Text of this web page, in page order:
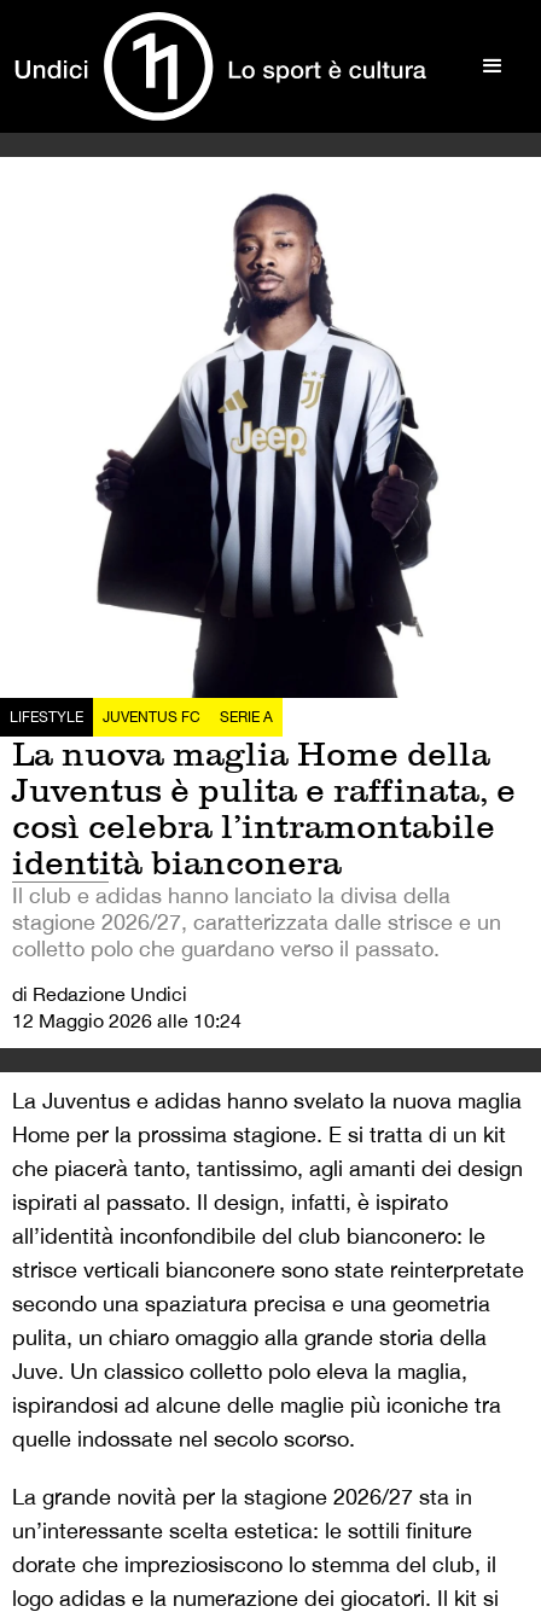
LIFESTYLE JUVENTUS FC SERIE A
La nuova maglia Home della
Juventus è pulita e raffinata, e
così celebra l’intramontabile
identità bianconera
Il club e adidas hanno lanciato la divisa della
stagione 2026/27, caratterizzata dalle strisce e un
colletto polo che guardano verso il passato.
di Redazione Undici
12 Maggio 2026 alle 10:24
La Juventus e adidas hanno svelato la nuova maglia
Home per la prossima stagione. E si tratta di un kit
che piacerà tanto, tantissimo, agli amanti dei design
ispirati al passato. Il design, infatti, è ispirato
all’identità inconfondibile del club bianconero: le
strisce verticali bianconere sono state reinterpretate
secondo una spaziatura precisa e una geometria
pulita, un chiaro omaggio alla grande storia della
Juve. Un classico colletto polo eleva la maglia,
ispirandosi ad alcune delle maglie più iconiche tra
quelle indossate nel secolo scorso.
La grande novità per la stagione 2026/27 sta in
un’interessante scelta estetica: le sottili finiture
dorate che impreziosiscono lo stemma del club, il
logo adidas e la numerazione dei giocatori. Il kit si